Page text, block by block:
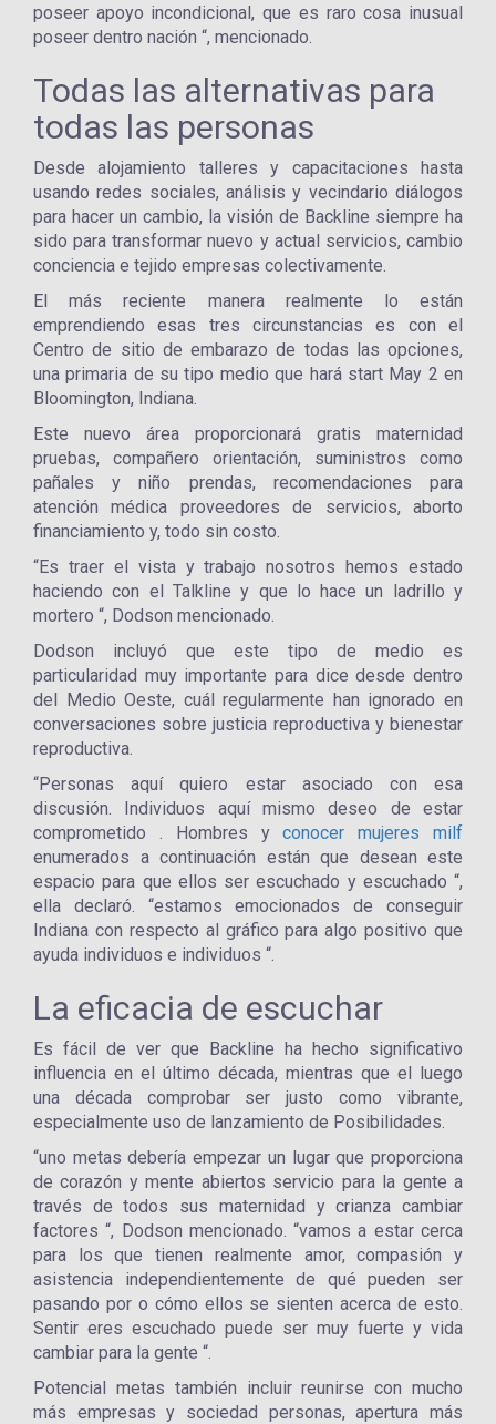
poseer apoyo incondicional, que es raro cosa inusual
poseer dentro nación “, mencionado.
Todas las alternativas para
todas las personas
Desde alojamiento talleres y capacitaciones hasta
usando redes sociales, análisis y vecindario diálogos
para hacer un cambio, la visión de Backline siempre ha
sido para transformar nuevo y actual servicios, cambio
conciencia e tejido empresas colectivamente.
El más reciente manera realmente lo están
emprendiendo esas tres circunstancias es con el
Centro de sitio de embarazo de todas las opciones,
una primaria de su tipo medio que hará start May 2 en
Bloomington, Indiana.
Este nuevo área proporcionará gratis maternidad
pruebas, compañero orientación, suministros como
pañales y niño prendas, recomendaciones para
atención médica proveedores de servicios, aborto
financiamiento y, todo sin costo.
“Es traer el vista y trabajo nosotros hemos estado
haciendo con el Talkline y que lo hace un ladrillo y
mortero “, Dodson mencionado.
Dodson incluyó que este tipo de medio es
particularidad muy importante para dice desde dentro
del Medio Oeste, cuál regularmente han ignorado en
conversaciones sobre justicia reproductiva y bienestar
reproductiva.
“Personas aquí quiero estar asociado con esa
discusión. Individuos aquí mismo deseo de estar
comprometido . Hombres yconocer mujeres milf
enumerados a continuación están que desean este
espacio para que ellos ser escuchado y escuchado “,
ella declaró. “estamos emocionados de conseguir
Indiana con respecto al gráfico para algo positivo que
ayuda individuos e individuos “.
La eficacia de escuchar
Es fácil de ver que Backline ha hecho significativo
influencia en el último década, mientras que el luego
una década comprobar ser justo como vibrante,
especialmente uso de lanzamiento de Posibilidades.
“uno metas debería empezar un lugar que proporciona
de corazón y mente abiertos servicio para la gente a
través de todos sus maternidad y crianza cambiar
factores “, Dodson mencionado. “vamos a estar cerca
para los que tienen realmente amor, compasión y
asistencia independientemente de qué pueden ser
pasando por o cómo ellos se sienten acerca de esto.
Sentir eres escuchado puede ser muy fuerte y vida
cambiar para la gente “.
Potencial metas también incluir reunirse con mucho
más empresas y sociedad personas, apertura más